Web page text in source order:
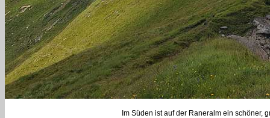
Im Süden ist auf der Raneralm ein schöner,